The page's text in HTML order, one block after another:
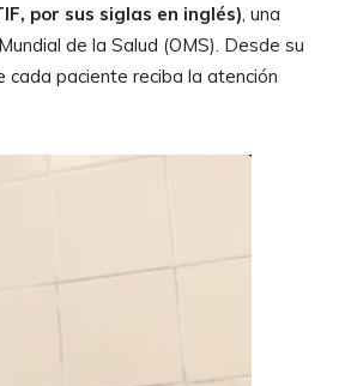
por sus siglas en inglés), una
de la Salud (OMS). Desde su
cada paciente reciba la atención